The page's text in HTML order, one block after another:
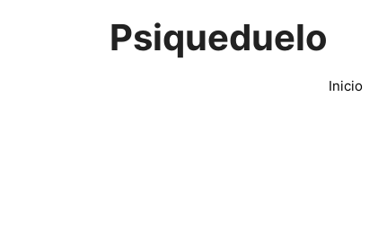
Psiqueduelo
Inicio